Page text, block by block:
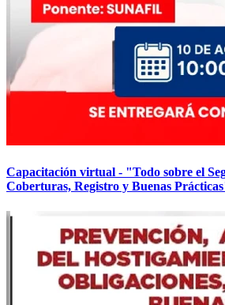
Capacitación virtual - "Todo sobre el
Coberturas, Registro y Buenas